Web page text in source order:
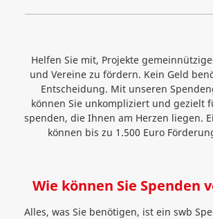
Helfen Sie mit, Projekte
und Vereine zu fördern. Kein Geld
Entscheidung. Mit unseren
können Sie unkompliziert und gezielt
spenden, die Ihnen am Herzen liegen.
können bis zu 1.500 Euro
Wie können Sie Spenden
Alles, was Sie benötigen, ist ein swb